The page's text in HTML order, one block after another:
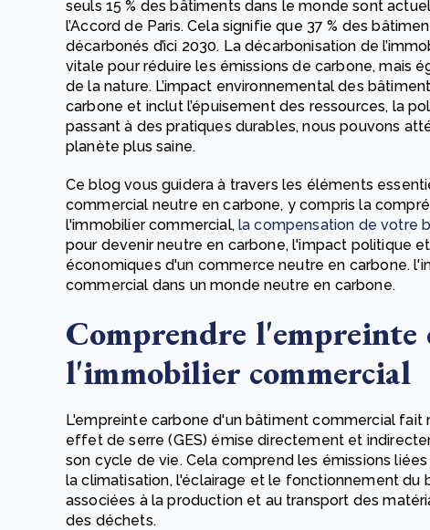
seuls 15 % des bâtiments dans le monde sont
l’Accord de Paris. Cela signifie que 37 % des
décarbonés d’ici 2030. La décarbonisation de
vitale pour réduire les émissions de carbone, mais
de la nature. L’impact environnemental des
carbone et inclut l’épuisement des ressources, la
passant à des pratiques durables, nous pouvons
planète plus saine.
Ce blog vous guidera à travers les éléments
commercial neutre en carbone, y compris la
l'immobilier commercial,la compensation de votre
pour devenir neutre en carbone, l'impact politique
économiques d'un commerce neutre en carbone.
commercial dans un monde neutre en carbone.
Comprendre l'empreinte
l'immobilier commercial
L'empreinte carbone d'un bâtiment commercial
effet de serre (GES) émise directement et
son cycle de vie. Cela comprend les émissions
la climatisation, l'éclairage et le fonctionnement du
associées à la production et au transport des
des déchets.